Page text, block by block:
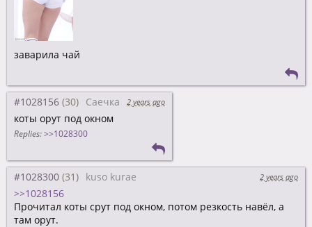
заварила чай
#1028156 Саечка 2 years ago
коты орут под окном
Replies: >>1028300
#1028300 kuso kurae 2 years ago
>>1028156
Прочитал коты срут под окном, потом резкость навёл, а
там орут.